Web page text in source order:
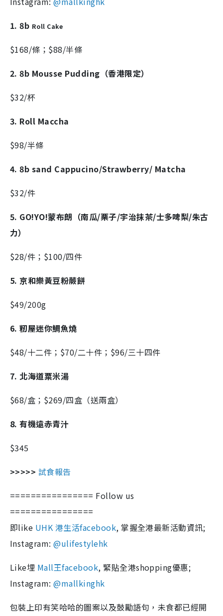
1. 8b Roll Cake
$168/條；$88/半條
2. 8b Mousse Pudding（香港限定）
$32/杯
3. Roll Maccha
$98/半條
4. 8b sand Cappucino/Strawberry/ Matcha
$32/件
5. GO!YO!蒙布朗（南瓜/栗子/宇治抹茶/士多啤梨/朱古
力）
$28/件；$100/四件
5. 京和樂黃豆粉蕨餅
$49/200g
6. 籾屋迷你鯛魚燒
$48/十二件；$70/二十件；$96/三十四件
7. 北海道粟米湯
$68/盒；$269/四盒（送兩盒）
8. 有機遠赤青汁
$345
>>>>> 試食報告
================ Follow us
================
即like UHK 港生活facebook, 掌握全港最新活動資訊;
Instagram:@ulifestylehk
Like埋 Mall王facebook, 緊貼全港shopping優惠;
Instagram:@mallkinghk
包裝上印有笑哈哈的圖案以及鼓勵語句，未食都已經開